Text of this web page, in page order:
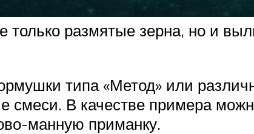
только размятые зерна, но и
типа «Метод» или
смеси. В качестве примера
манную приманку.